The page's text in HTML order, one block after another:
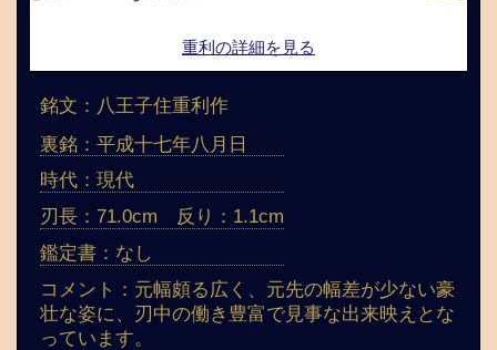
重利の詳細を見る
銘文：八王子住重利作
裏銘：平成十七年八月日
時代：現代
刃長：71.0cm 反り：1.1cm
鑑定書：なし
コメント：元幅頗る広く、元先の幅差が少ない豪
壮な姿に、刃中の働き豊富で見事な出来映えとな
っています。